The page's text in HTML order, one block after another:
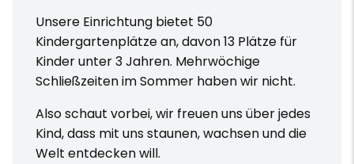
Unsere Einrichtung bietet 50
Kindergartenplätze an, davon 13 Plätze für
Kinder unter 3 Jahren. Mehrwöchige
Schließzeiten im Sommer haben wir nicht.
Also schaut vorbei, wir freuen uns über jedes
Kind, dass mit uns staunen, wachsen und die
Welt entdecken will.